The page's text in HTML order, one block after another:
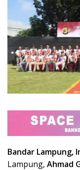
Bandar Lampung,
Lampung, Ahmad